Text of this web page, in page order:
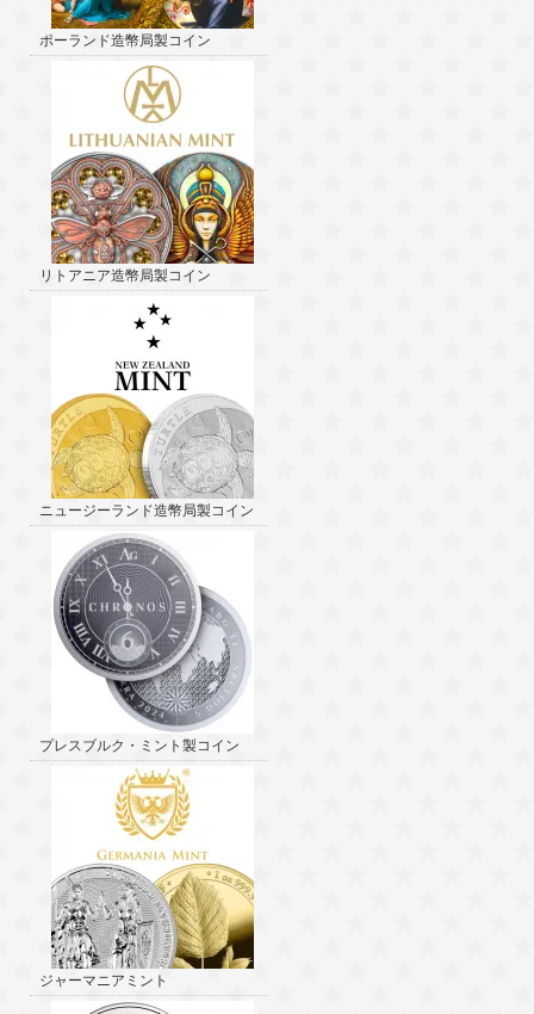
ポーランド造幣局製コイン
リトアニア造幣局製コイン
ニュージーランド造幣局製コイン
プレスブルク・ミント製コイン
ジャーマニアミント